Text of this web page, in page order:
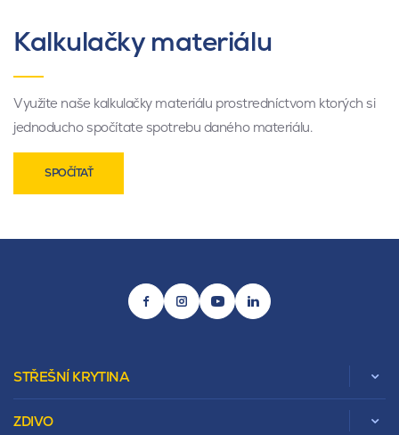
Kalkulačky materiálu
Využite naše kalkulačky materiálu prostredníctvom ktorých si
jednoducho spočítate spotrebu daného materiálu.
SPOČÍTAŤ
STŘEŠNÍ KRYTINA
ZDIVO